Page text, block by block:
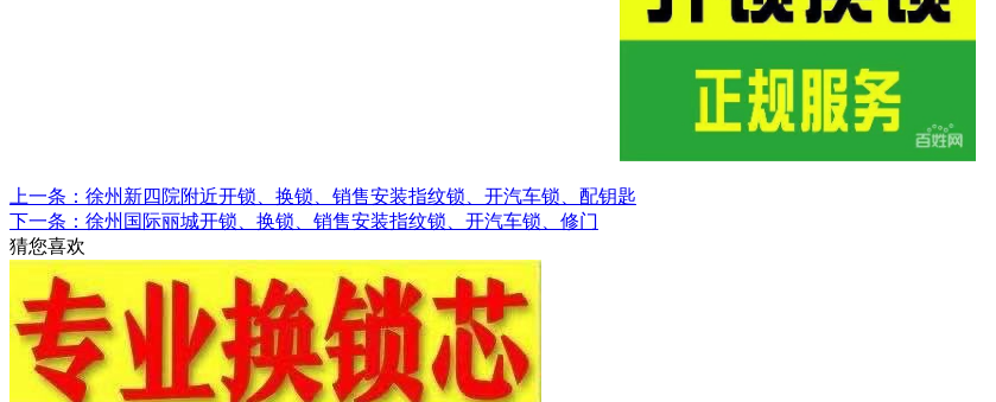
上一条：徐州新四院附近开锁、换锁、销售安装指纹锁、开汽车锁、配钥匙
下一条：徐州国际丽城开锁、换锁、销售安装指纹锁、开汽车锁、修门
猜您喜欢